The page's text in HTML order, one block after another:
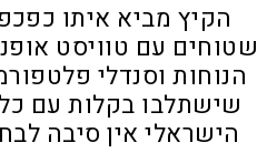
הקיץ מביא איתו
שטוחים עם טוויסט
שישתלבו בקלות עם כל
הישראלי אין סיבה